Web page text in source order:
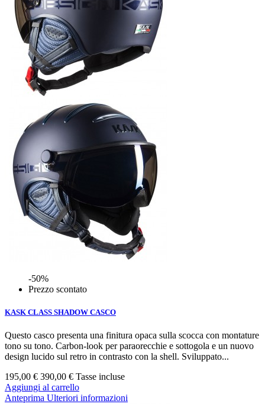
-50%
Prezzo scontato
KASK CLASS SHADOW CASCO
Questo casco presenta una finitura opaca sulla scocca con montature
tono su tono. Carbon-look per paraorecchie e sottogola e un nuovo
design lucido sul retro in contrasto con la shell. Sviluppato...
195,00 € 390,00 € Tasse incluse
Aggiungi al carrello
Anteprima Ulteriori informazioni